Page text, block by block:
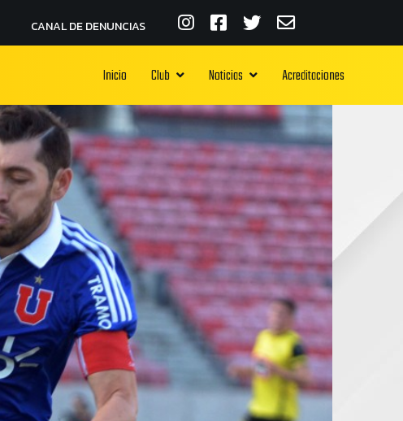
CANAL DE DENUNCIAS
Inicio Club Noticias Acreditaciones